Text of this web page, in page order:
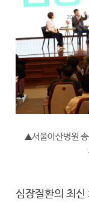
▲서울아산병원
심장질환의 최신